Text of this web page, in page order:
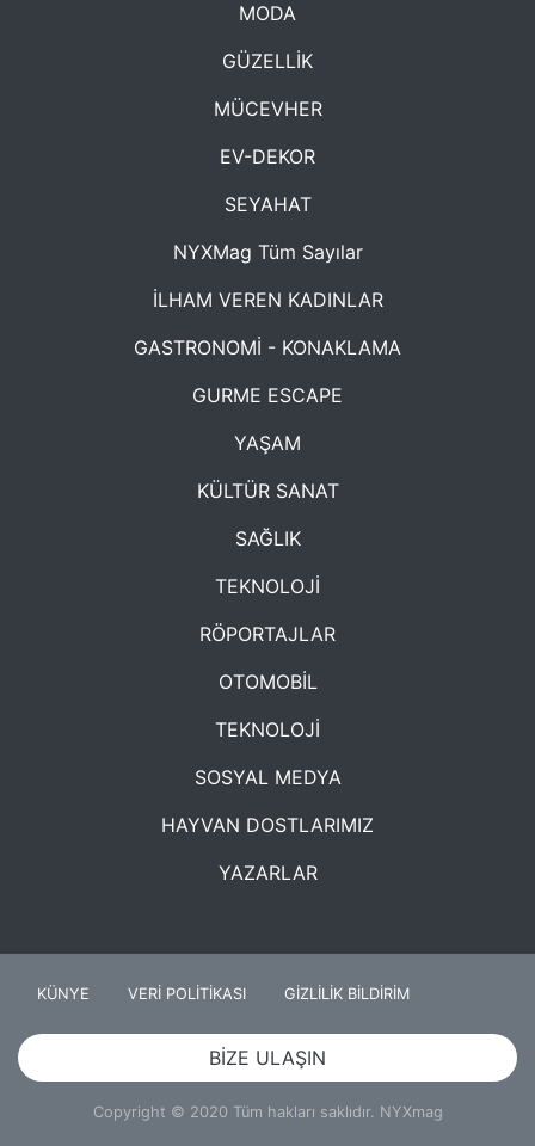
MODA
GÜZELLİK
MÜCEVHER
EV-DEKOR
SEYAHAT
NYXMag Tüm Sayılar
İLHAM VEREN KADINLAR
GASTRONOMİ - KONAKLAMA
GURME ESCAPE
YAŞAM
KÜLTÜR SANAT
SAĞLIK
TEKNOLOJİ
RÖPORTAJLAR
OTOMOBİL
TEKNOLOJİ
SOSYAL MEDYA
HAYVAN DOSTLARIMIZ
YAZARLAR
KÜNYE VERİ POLİTİKASI GİZLİLİK BİLDİRİM
BİZE ULAŞIN
Copyright © 2020 Tüm hakları saklıdır. NYXmag